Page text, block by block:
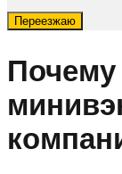
Переезжаю